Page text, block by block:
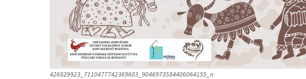
426829923_7110477742369603_9046973584406064155_n